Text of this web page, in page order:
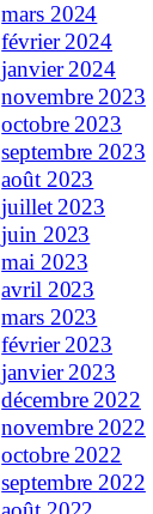
mars 2024
février 2024
janvier 2024
novembre 2023
octobre 2023
septembre 2023
août 2023
juillet 2023
juin 2023
mai 2023
avril 2023
mars 2023
février 2023
janvier 2023
décembre 2022
novembre 2022
octobre 2022
septembre 2022